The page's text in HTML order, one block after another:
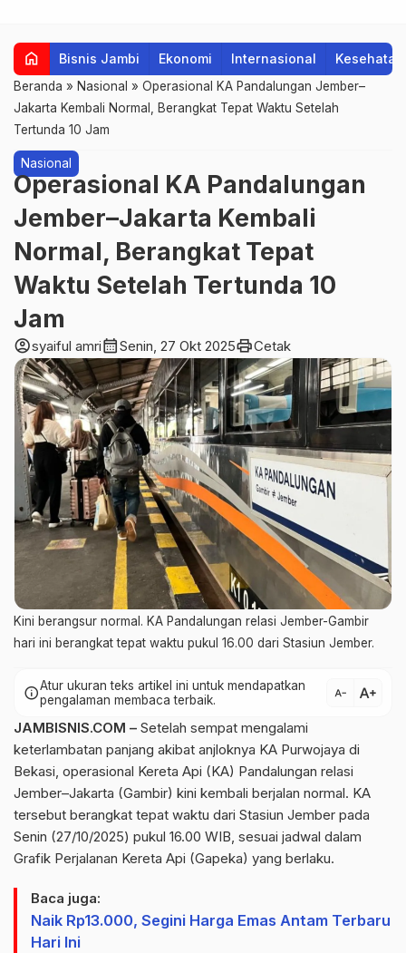
home Bisnis Jambi Ekonomi Internasional Kesehatan
Beranda » Nasional » Operasional KA Pandalungan Jember–
Jakarta Kembali Normal, Berangkat Tepat Waktu Setelah
Tertunda 10 Jam
Nasional
Operasional KA Pandalungan
Jember–Jakarta Kembali
Normal, Berangkat Tepat
Waktu Setelah Tertunda 10
Jam
account_circlesyaiful amricalendar_monthSenin, 27 Okt 2025printCetak
Kini berangsur normal. KA Pandalungan relasi Jember-Gambir
hari ini berangkat tepat waktu pukul 16.00 dari Stasiun Jember.
infoAtur ukuran teks artikel ini untuk mendapatkan
pengalaman membaca terbaik.
text_decrease text_increase
JAMBISNIS.COM – Setelah sempat mengalami
keterlambatan panjang akibat anjloknya KA Purwojaya di
Bekasi, operasional Kereta Api (KA) Pandalungan relasi
Jember–Jakarta (Gambir) kini kembali berjalan normal. KA
tersebut berangkat tepat waktu dari Stasiun Jember pada
Senin (27/10/2025) pukul 16.00 WIB, sesuai jadwal dalam
Grafik Perjalanan Kereta Api (Gapeka) yang berlaku.
Baca juga:
Naik Rp13.000, Segini Harga Emas Antam Terbaru
Hari Ini